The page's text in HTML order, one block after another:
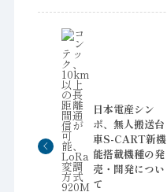
日本電産シン
ポ、無人搬送台
車S-CART新機
能搭載機種の発
売・開発につい
て